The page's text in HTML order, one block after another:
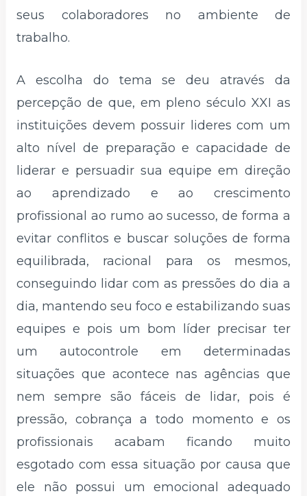
seus colaboradores no ambiente de
trabalho.
A escolha do tema se deu através da
percepção de que, em pleno século XXI as
instituições devem possuir lideres com um
alto nível de preparação e capacidade de
liderar e persuadir sua equipe em direção
ao aprendizado e ao crescimento
profissional ao rumo ao sucesso, de forma a
evitar conflitos e buscar soluções de forma
equilibrada, racional para os mesmos,
conseguindo lidar com as pressões do dia a
dia, mantendo seu foco e estabilizando suas
equipes e pois um bom líder precisar ter
um autocontrole em determinadas
situações que acontece nas agências que
nem sempre são fáceis de lidar, pois é
pressão, cobrança a todo momento e os
profissionais acabam ficando muito
esgotado com essa situação por causa que
ele não possui um emocional adequado